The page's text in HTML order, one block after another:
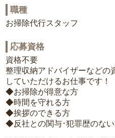
職種
お掃除代行スタッフ
応募資格
資格不要
整理収納アドバイザーなどの
していただけるお仕事です！
◆お掃除が得意な方
◆時間を守れる方
◆挨拶のできる方
◆反社との関与･犯罪歴のな